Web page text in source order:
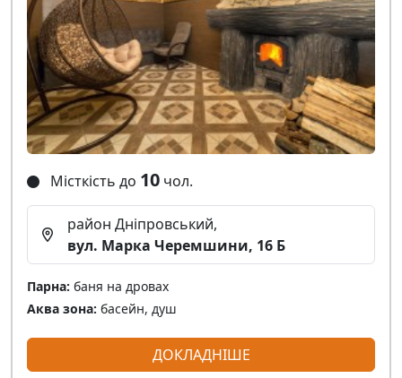
Місткість до 10 чол.
район Дніпровський,
вул. Марка Черемшини, 16 Б
Парна: баня на дровах
Аква зона: басейн, душ
ДОКЛАДНІШЕ